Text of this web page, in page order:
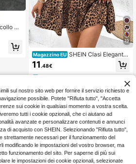
a
sexy
19
Magazzino EU SHEIN Clasi Elegante
abito corto a-line con scollo a v, co
n volant, stampato in marrone leopa
rdato, da donna
11.48€
4-7 giorni lavorativi
sul nostro sito web per fornire il servizio richiesto e
possibile. Potete "Rifiuta tutto", "Accetta
sui cookie in qualsiasi momento a vostra scelta.
tutti i cookie opzionali, che ci aiutano ad
avanzate e personalizzare contenuti e annunci
di acquisto con SHEIN. Selezionando "Rifiuta tutto",
strettamente necessari per il funzionamento del
modificando le impostazioni del vostro browser, ma
funzionamento del sito. Per saperne di più sui
le impostazioni dei cookie opzionali, selezionate